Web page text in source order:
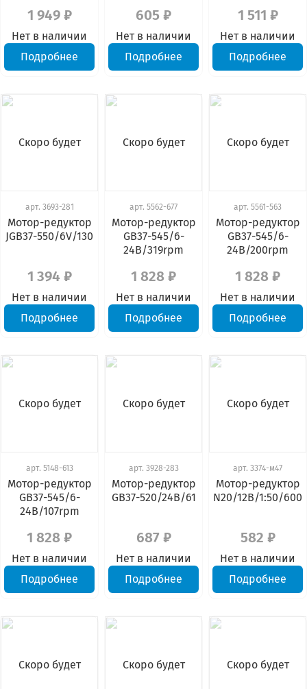
1 949 ₽
Нет в наличии
Подробнее
605 ₽
Нет в наличии
Подробнее
1 511 ₽
Нет в наличии
Подробнее
Скоро будет
арт. 3693-281
Мотор-редуктор
JGB37-550/6V/130
1 394 ₽
Нет в наличии
Подробнее
Скоро будет
арт. 5562-677
Мотор-редуктор
GB37-545/6-
24В/319rpm
1 828 ₽
Нет в наличии
Подробнее
Скоро будет
арт. 5561-563
Мотор-редуктор
GB37-545/6-
24В/200rpm
1 828 ₽
Нет в наличии
Подробнее
Скоро будет
арт. 5148-613
Мотор-редуктор
GB37-545/6-
24В/107rpm
1 828 ₽
Нет в наличии
Подробнее
Скоро будет
арт. 3928-283
Мотор-редуктор
GB37-520/24В/61
687 ₽
Нет в наличии
Подробнее
Скоро будет
арт. 3374-м47
Мотор-редуктор
N20/12В/1:50/600
582 ₽
Нет в наличии
Подробнее
Скоро будет Скоро будет Скоро будет